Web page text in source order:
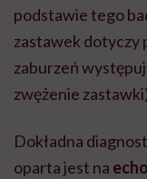
podstawie tego
zastawek dotyczy
zaburzeń
zwężenie
Dokładna
oparta jest na